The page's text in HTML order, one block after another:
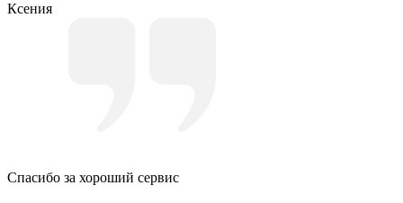
Ксения
Спасибо за хороший сервис